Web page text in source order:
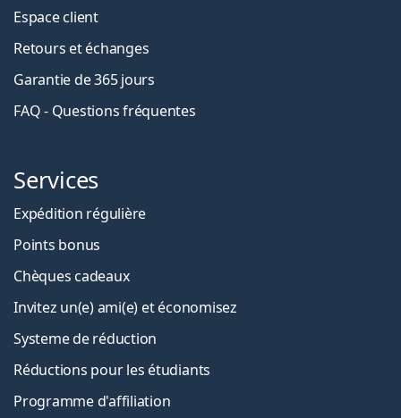
Espace client
Retours et échanges
Garantie de 365 jours
FAQ - Questions fréquentes
Services
Expédition régulière
Points bonus
Chèques cadeaux
Invitez un(e) ami(e) et économisez
Systeme de réduction
Réductions pour les étudiants
Programme d'affiliation